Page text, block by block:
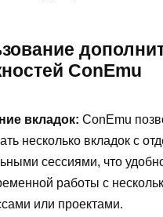
ConEmu
вкладок: ConEmu
несколько вкладок с
сессиями, что
работы с
или проектами.